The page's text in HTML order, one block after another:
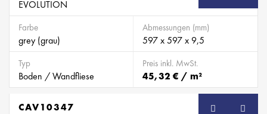
EVOLUTION
Farbe
grey (grau)
Abmessungen (mm)
597 x 597 x 9,5
Typ
Boden / Wandfliese
Preis inkl. MwSt.
45,32 € / m²
CAV10347